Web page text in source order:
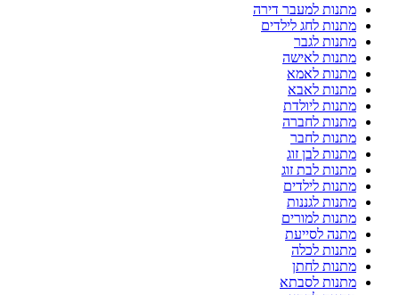
מתנות למעבר דירה
מתנות לחג לילדים
מתנות לגבר
מתנות לאישה
מתנות לאמא
מתנות לאבא
מתנות ליולדת
מתנות לחברה
מתנות לחבר
מתנות לבן זוג
מתנות לבת זוג
מתנות לילדים
מתנות לגננות
מתנות למורים
מתנה לסייעת
מתנות לכלה
מתנות לחתן
מתנות לסבתא